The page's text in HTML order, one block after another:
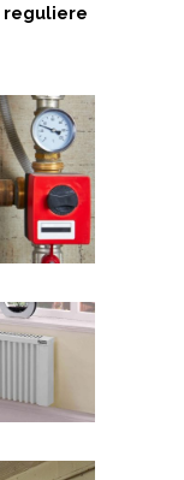
reguliere